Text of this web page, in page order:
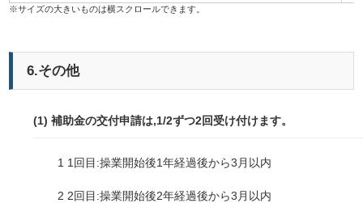
6.その他
(1) 補助金の交付申請は,1/2ずつ2回受け付けます。
1 1回目:操業開始後1年経過後から3月以内
2 2回目:操業開始後2年経過後から3月以内